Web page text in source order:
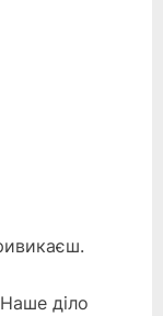
діло